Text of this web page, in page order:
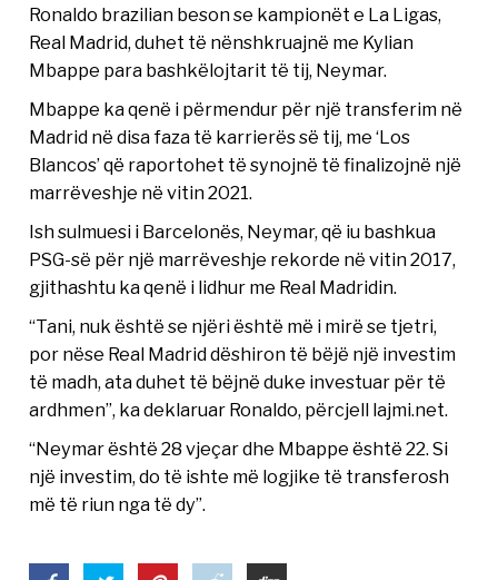
Ronaldo brazilian beson se kampionët e La Ligas,
Real Madrid, duhet të nënshkruajnë me Kylian
Mbappe para bashkëlojtarit të tij, Neymar.
Mbappe ka qenë i përmendur për një transferim në
Madrid në disa faza të karrierës së tij, me ‘Los
Blancos’ që raportohet të synojnë të finalizojnë një
marrëveshje në vitin 2021.
Ish sulmuesi i Barcelonës, Neymar, që iu bashkua
PSG-së për një marrëveshje rekorde në vitin 2017,
gjithashtu ka qenë i lidhur me Real Madridin.
“Tani, nuk është se njëri është më i mirë se tjetri,
por nëse Real Madrid dëshiron të bëjë një investim
të madh, ata duhet të bëjnë duke investuar për të
ardhmen”, ka deklaruar Ronaldo, përcjell lajmi.net.
“Neymar është 28 vjeçar dhe Mbappe është 22. Si
një investim, do të ishte më logjike të transferosh
më të riun nga të dy”.